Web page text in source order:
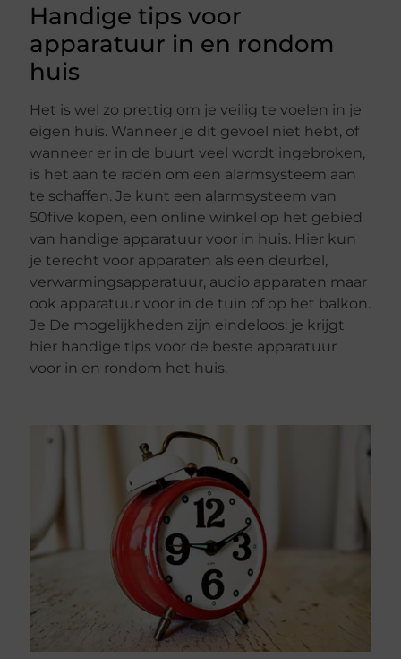
Handige tips voor
apparatuur in en rondom
huis
Het is wel zo prettig om je veilig te voelen in je
eigen huis. Wanneer je dit gevoel niet hebt, of
wanneer er in de buurt veel wordt ingebroken,
is het aan te raden om een alarmsysteem aan
te schaffen. Je kunt een alarmsysteem van
50five kopen, een online winkel op het gebied
van handige apparatuur voor in huis. Hier kun
je terecht voor apparaten als een deurbel,
verwarmingsapparatuur, audio apparaten maar
ook apparatuur voor in de tuin of op het balkon.
Je De mogelijkheden zijn eindeloos: je krijgt
hier handige tips voor de beste apparatuur
voor in en rondom het huis.